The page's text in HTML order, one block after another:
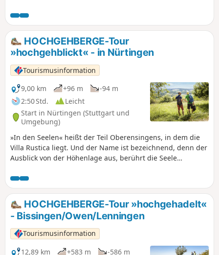
sind hier auf engstem Raum vereint, umgeben von
Weinbergen, darunter der älteste Sekthersteller
Deutschlands. Nutzung der Anwendung erforderlich.
HOCHGEHBERGE-Tour
»hochgehblickt« - in Nürtingen
Tourismusinformation
9,00 km
+96 m
-94 m
2:50 Std.
Leicht
Start in Nürtingen (Stuttgart und
Umgebung)
»In den Seelen« heißt der Teil Oberensingens, in dem die
Villa Rustica liegt. Und der Name ist bezeichnend, denn der
Ausblick von der Höhenlage aus, berührt die Seele
Römer schienen genau zu wissen, wo sie sich niederlassen
müssen, um den besten Ausblick genießen zu können – wer
hier wandert, wird das zu schätzen wissen. Entlang des
Weges voller Kleingärten und Wiesen durch den
Bauernwald und gemütlich einen Berg hinauf, bietet sich
am Waldesende ein wahrhaft großer Ausblick auf den
Albtrauf. Rechter Hand liegt eine Alpakafarm, auf der sich
knuddelig flauschige Alpakas in verschiedenen Variationen
HOCHGEHBERGE-Tour »hochgehadelt«
- Bissingen/Owen/Lenningen
Tourismusinformation
12,89 km
+583 m
-586 m